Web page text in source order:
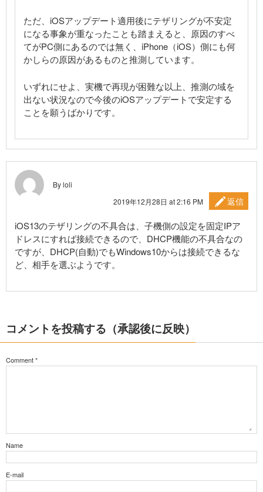
ただ、iOSアップデート適用後にテザリングが不安定
になる事象が重なったことも踏まえると、原因のすべ
てがPC側にあるのでは無く、iPhone（iOS）側にも何
かしらの原因があるものと推測しています。
いずれにせよ、実機で再現が困難な以上、推測の域を
出ない状況なので今後のiOSアップデートで安定する
ことを願うばかりです。
By loli
2019年12月28日 at 2:16 PM
返信
iOS13のテザリングの不具合は、子機側の設定を固定IPア
ドレスにすれば接続できるので、DHCP機能の不具合なの
ですが、DHCP(自動)でもWindows10からは接続できるな
ど、相手を選ぶようです。
コメントを投稿する（承認後に反映）
Comment*
Name
E-mail